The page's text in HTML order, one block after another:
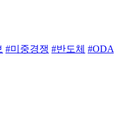
#미중경쟁 #반도체 #ODA